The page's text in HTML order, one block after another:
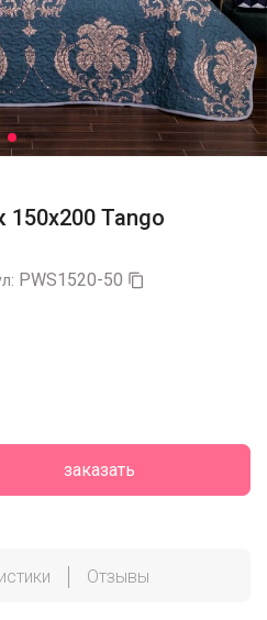
Tango
PWS1520-50 
заказать
Отзывы